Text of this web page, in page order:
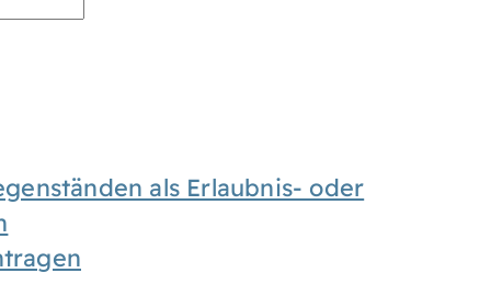
als Erlaubnis- oder